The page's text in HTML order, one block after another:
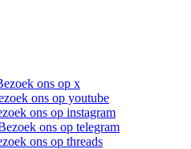
ons op x
ons op youtube
ons op instagram
ons op telegram
ons op threads